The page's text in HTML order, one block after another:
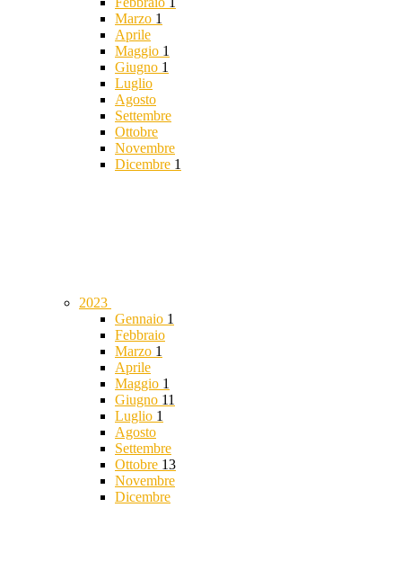
Marzo 1
Aprile
Maggio 1
Giugno 1
Luglio
Agosto
Settembre
Ottobre
Novembre
Dicembre 1
2023
Gennaio 1
Febbraio
Marzo 1
Aprile
Maggio 1
Giugno 11
Luglio 1
Agosto
Settembre
Ottobre 13
Novembre
Dicembre